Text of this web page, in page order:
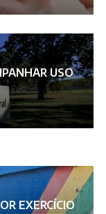
USO
EXERCÍCIO